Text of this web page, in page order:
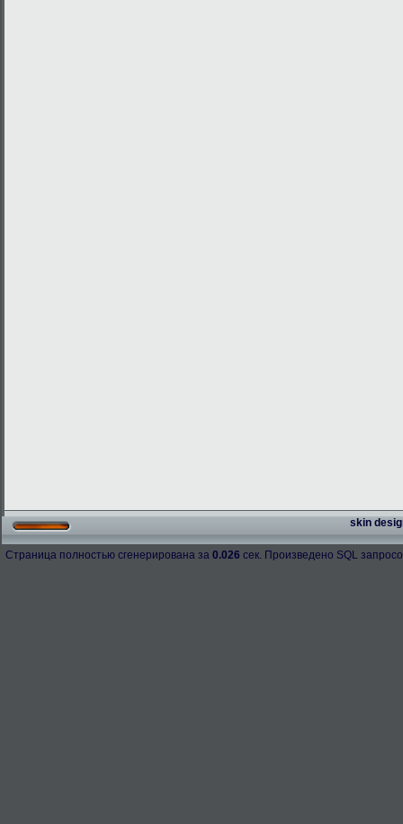
skin
Страница полностью сгенерирована за 0.026 сек. Произведено SQL